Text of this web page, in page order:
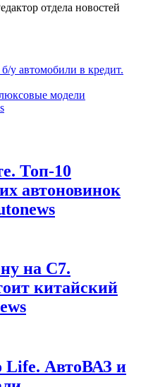
отдела новостей
у автомобили в кредит.
модели
Топ-10
автоновинок
на C7.
китайский
Life. АвтоВАЗ и